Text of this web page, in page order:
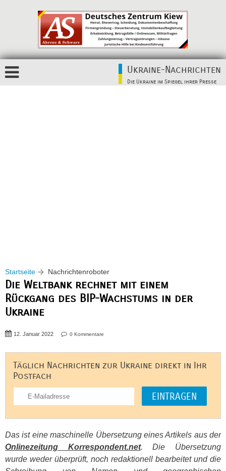
Ukraine-Nachrichten
Die Ukraine im Spiegel ihrer Presse
Startseite Nachrichtenroboter
Die Weltbank rechnet mit einem
Rückgang des BIP-Wachstums in der
Ukraine
12. Januar 2022 0 Kommentare
Täglich Nachrichten zur Ukraine direkt in Ihr
Postfach
Das ist eine maschinelle Übersetzung eines Artikels aus der
Onlinezeitung Korrespondent.net. Die Übersetzung
wurde weder überprüft, noch redaktionell bearbeitet und die